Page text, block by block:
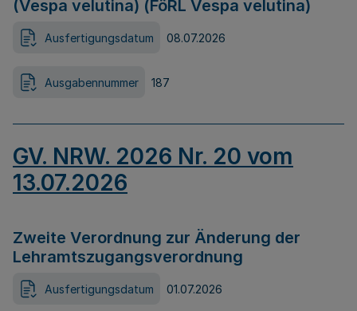
(Vespa velutina) (FöRL Vespa velutina)
Ausfertigungsdatum 08.07.2026
Ausgabennummer 187
GV. NRW. 2026 Nr. 20 vom
13.07.2026
Zweite Verordnung zur Änderung der
Lehramtszugangsverordnung
Ausfertigungsdatum 01.07.2026